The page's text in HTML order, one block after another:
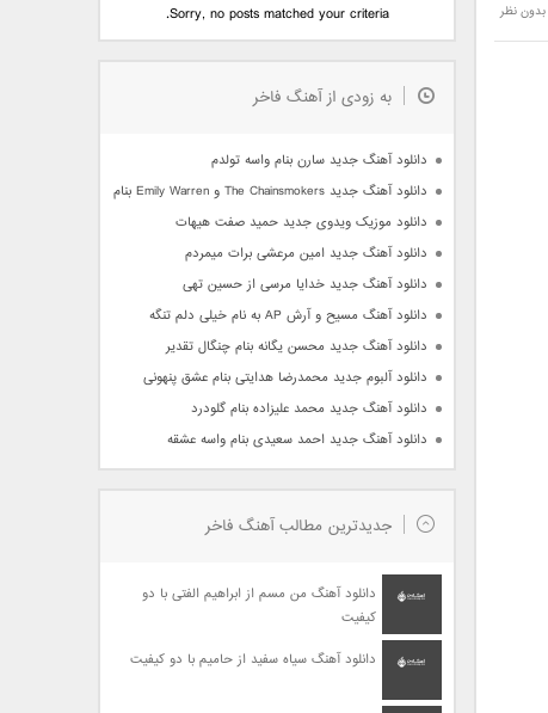
بدون نظر
Sorry, no posts matched your criteria.
به زودی از آهنگ فاخر
دانلود آهنگ جدید سارن بنام واسه تولدم
دانلود آهنگ جدید The Chainsmokers و Emily Warren بنام Side Effects
دانلود موزیک ویدوی جدید حمید صفت هیهات
دانلود آهنگ جدید امین مرعشی برات میمردم
دانلود آهنگ جدید خدایا مرسی از حسین تهی
دانلود آهنگ مسیح و آرش AP به نام خیلی دلم تنگه
دانلود آهنگ جدید محسن یگانه بنام چنگال تقدیر
دانلود آلبوم جدید محمدرضا هدایتی بنام عشق پنهونی
دانلود آهنگ جدید محمد علیزاده بنام گلودرد
دانلود آهنگ جدید احمد سعیدی بنام واسه عشقه
جدیدترین مطالب آهنگ فاخر
دانلود آهنگ من مسم از ابراهیم الفتی با دو
کیفیت
دانلود آهنگ سیاه سفید از حامیم با دو کیفیت